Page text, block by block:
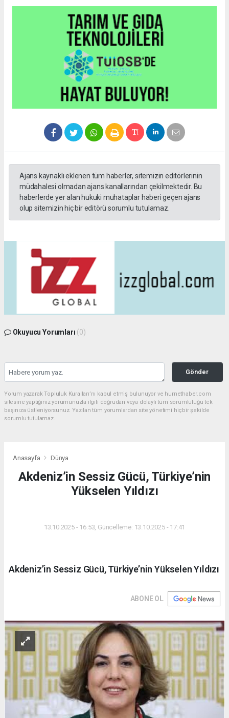
Ajans kaynaklı eklenen tüm haberler, sitemizin editörlerinin
müdahalesi olmadan ajans kanallarından çekilmektedir. Bu
haberlerde yer alan hukuki muhataplar haberi geçen ajans
olup sitemizin hiç bir editörü sorumlu tutulamaz.
Okuyucu Yorumları (0)
Gönder
Yorum yazarak Topluluk Kuralları’nı kabul etmiş bulunuyor ve hurnethaber.com
sitesine yaptığınız yorumunuzla ilgili doğrudan veya dolaylı tüm sorumluluğu tek
başınıza üstleniyorsunuz. Yazılan tüm yorumlardan site yönetimi hiçbir şekilde
sorumlu tutulamaz.
Anasayfa Dünya
Akdeniz’in Sessiz Gücü, Türkiye’nin
Yükselen Yıldızı
13.10.2025 - 16:53, Güncelleme: 13.10.2025 - 17:41
Akdeniz’in Sessiz Gücü, Türkiye’nin Yükselen Yıldızı
ABONE OL